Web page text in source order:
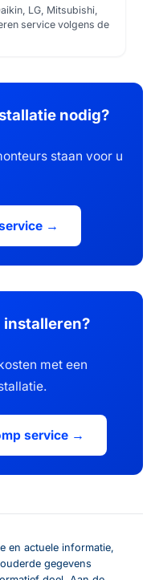
LG, Mitsubishi,
service volgens de
nodig?
staan voor u
→
installeren?
met een
service →
en actuele informatie,
gegevens